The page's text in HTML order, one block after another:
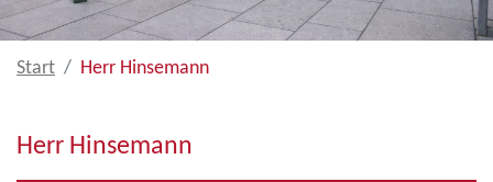
Start Herr Hinsemann
Herr Hinsemann